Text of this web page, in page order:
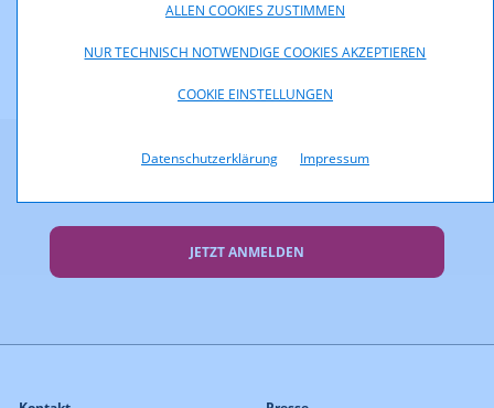
ALLEN COOKIES ZUSTIMMEN
NUR TECHNISCH NOTWENDIGE COOKIES AKZEPTIEREN
COOKIE EINSTELLUNGEN
Datenschutzerklärung Impressum
Mit den RTR-Newslettern einfach
JETZT ANMELDEN